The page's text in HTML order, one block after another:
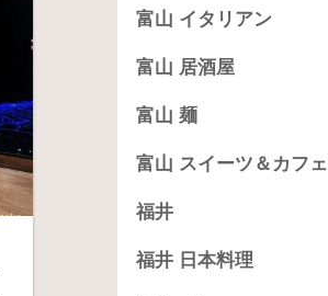
富山 イタリアン
富山 居酒屋
富山 麺
富山 スイーツ＆カフェ
福井
福井 日本料理